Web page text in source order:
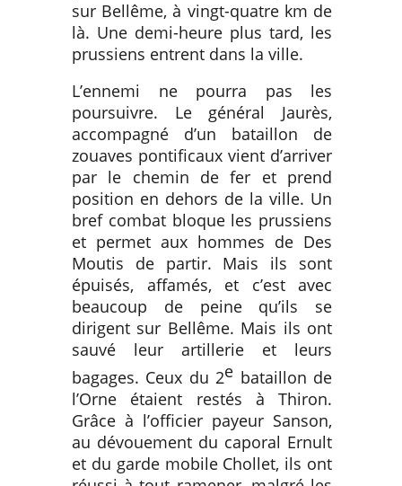
sur Bellême, à vingt-quatre km de
là. Une demi-heure plus tard, les
prussiens entrent dans la ville.
L’ennemi ne pourra pas les
poursuivre. Le général Jaurès,
accompagné d’un bataillon de
zouaves pontificaux vient d’arriver
par le chemin de fer et prend
position en dehors de la ville. Un
bref combat bloque les prussiens
et permet aux hommes de Des
Moutis de partir. Mais ils sont
épuisés, affamés, et c’est avec
beaucoup de peine qu’ils se
dirigent sur Bellême. Mais ils ont
sauvé leur artillerie et leurs
bagages. Ceux du 2e bataillon de
l’Orne étaient restés à Thiron.
Grâce à l’officier payeur Sanson,
au dévouement du caporal Ernult
et du garde mobile Chollet, ils ont